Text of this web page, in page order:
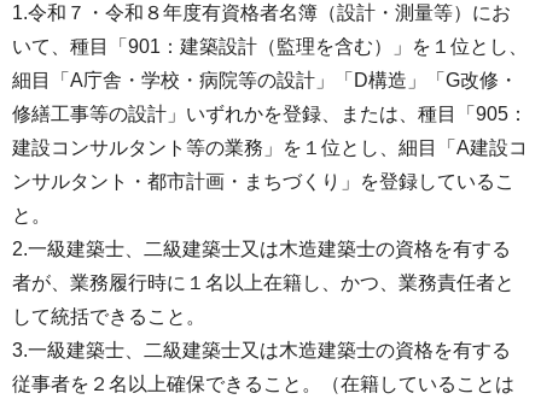
1.令和７・令和８年度有資格者名簿（設計・測量等）にお
いて、種目「901：建築設計（監理を含む）」を１位とし、
細目「A庁舎・学校・病院等の設計」「D構造」「G改修・
修繕工事等の設計」いずれかを登録、または、種目「905：
建設コンサルタント等の業務」を１位とし、細目「A建設コ
ンサルタント・都市計画・まちづくり」を登録しているこ
と。
2.一級建築士、二級建築士又は木造建築士の資格を有する
者が、業務履行時に１名以上在籍し、かつ、業務責任者と
して統括できること。
3.一級建築士、二級建築士又は木造建築士の資格を有する
従事者を２名以上確保できること。（在籍していることは